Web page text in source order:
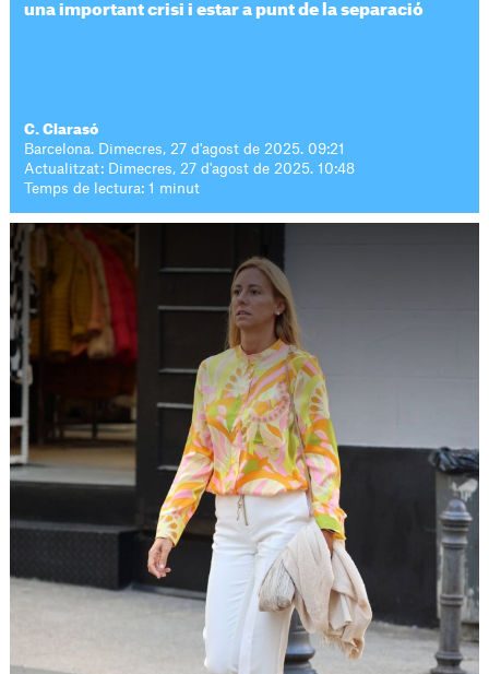
una important crisi i estar a punt de la separació
C. Clarasó
Barcelona. Dimecres, 27 d'agost de 2025. 09:21
Actualitzat: Dimecres, 27 d'agost de 2025. 10:48
Temps de lectura: 1 minut